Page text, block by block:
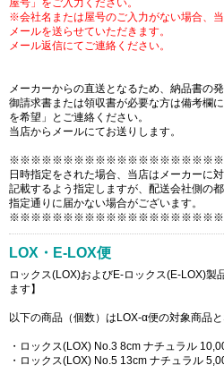
屋号」をご入力ください。
※会社名または屋号のご入力がない場合、
メールを送らせていただきます。
メール返信にてご連絡ください。
メーカーからの直送となるため、納品書の発
御請求書または領収書が必要な方は備考欄
を希望」とご連絡ください。
当店からメールにてお送りします。
日時指定をされた場合、当店はメーカーに
記載するよう指定しますが、配送会社側の
指定通りに届かない場合がございます。
LOX・E-LOX便
ロックス(LOX)およびE-ロックス(E-LOX)製
ます】
以下の商品（個数）はLOX-α便の対象商品
・ロックス(LOX) No.3 8cm ナチュラル
・ロックス(LOX) No.5 13cm ナチュラル